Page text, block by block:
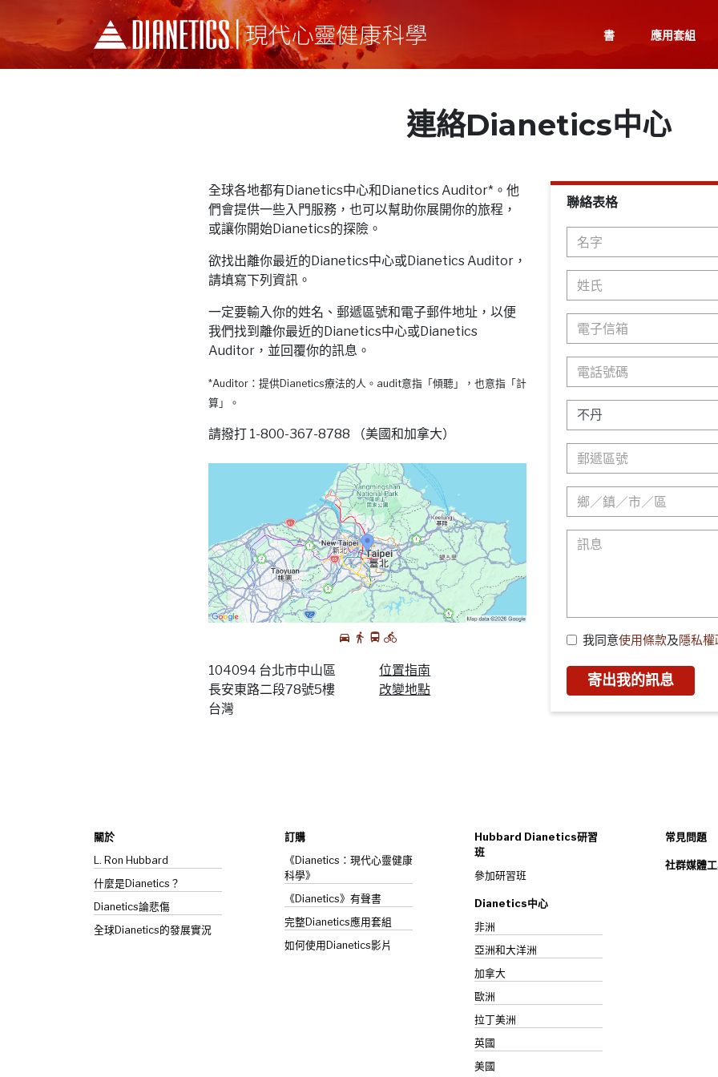
書 應用套組
連絡Dianetics中心
全球各地都有Dianetics中心和Dianetics Auditor*。他
們會提供一些入門服務，也可以幫助你展開你的旅程，
或讓你開始Dianetics的探險。
欲找出離你最近的Dianetics中心或Dianetics Auditor，
請填寫下列資訊。
一定要輸入你的姓名、郵遞區號和電子郵件地址，以便
我們找到離你最近的Dianetics中心或Dianetics
Auditor，並回覆你的訊息。
*Auditor：提供Dianetics療法的人。audit意指「傾聽」，也意指「計
算」。
請撥打 1-800-367-8788 （美國和加拿大）
104094 台北市中山區
長安東路二段78號5樓
台灣
位置指南
改變地點
聯絡表格
我同意使用條款及隱私權
寄出我的訊息
關於
L. Ron Hubbard
什麼是Dianetics？
Dianetics論悲傷
全球Dianetics的發展實況
訂購
《Dianetics：現代心靈健康
科學》
《Dianetics》有聲書
完整Dianetics應用套組
如何使用Dianetics影片
Hubbard Dianetics研習
班
參加研習班
Dianetics中心
非洲
亞洲和大洋洲
加拿大
歐洲
拉丁美洲
英國
美國
常見問題
社群媒體